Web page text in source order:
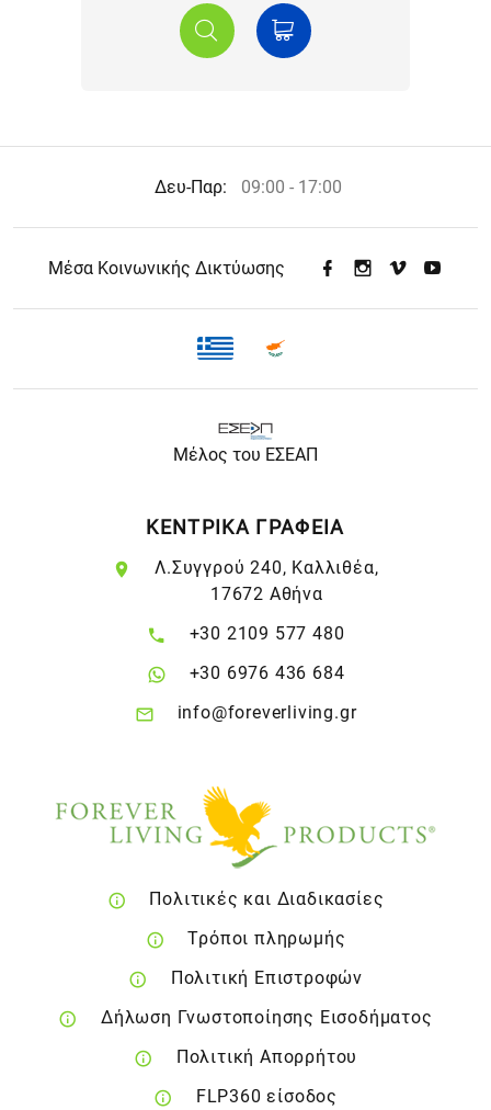
Δευ-Παρ: 09:00 - 17:00
Μέσα Κοινωνικής Δικτύωσης
Μέλος του ΕΣΕΑΠ
ΚΕΝΤΡΙΚΑ ΓΡΑΦΕΙΑ
Λ.Συγγρού 240, Καλλιθέα,
17672 Αθήνα
+30 2109 577 480
+30 6976 436 684
info@foreverliving.gr
Πολιτικές και Διαδικασίες
Τρόποι πληρωμής
Πολιτική Επιστροφών
Δήλωση Γνωστοποίησης Εισοδήματος
Πολιτική Απορρήτου
FLP360 είσοδος